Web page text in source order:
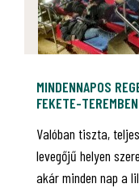
MINDENNAPOS
FEKETE-TEREMBEN
Valóban tiszta,
levegőjű helyen
akár minden nap a